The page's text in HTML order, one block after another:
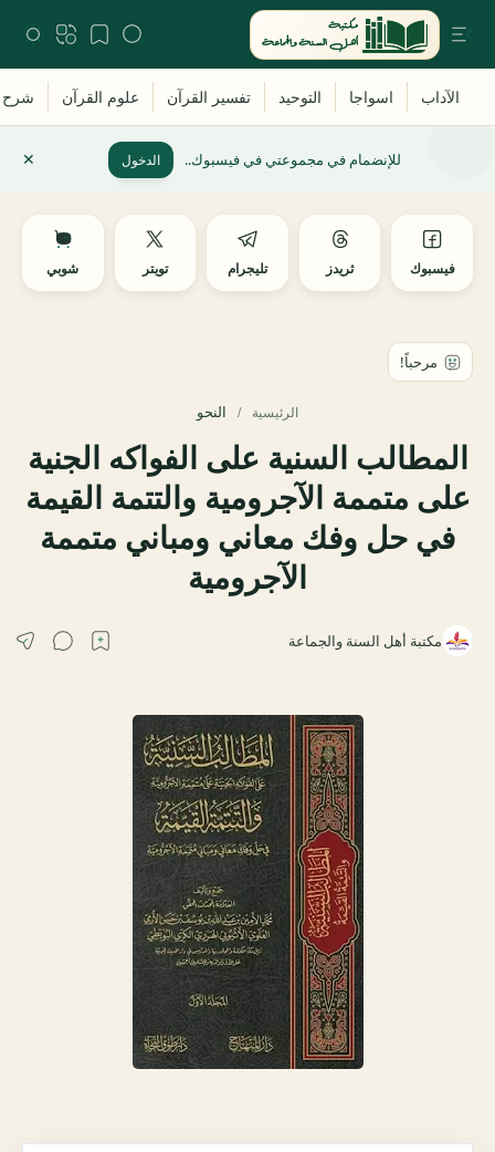
للإنضمام في مجموعتي في فيسبوك.. الدخول
فيسبوك ثريدز تليجرام تويتر شوبي
الرئيسية النحو
المطالب السنية على الفواكه الجنية
على متممة الآجرومية والتتمة القيمة
في حل وفك معاني ومباني متممة
الآجرومية